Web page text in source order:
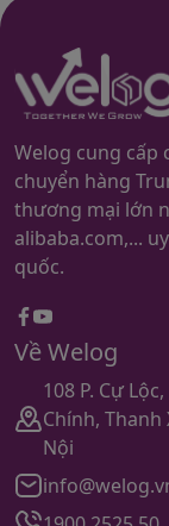
Welog cung cấp
chuyển hàng
thương mại lớn
alibaba.com,...
quốc.
Facebook
youtube
Về Welog
108 P. Cự
Chính, Thanh
Nội